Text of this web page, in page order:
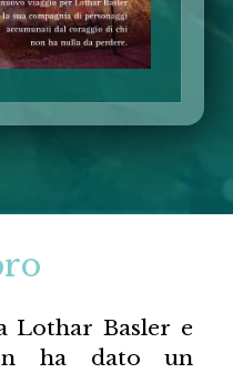
Lothar Basler e
ha dato un